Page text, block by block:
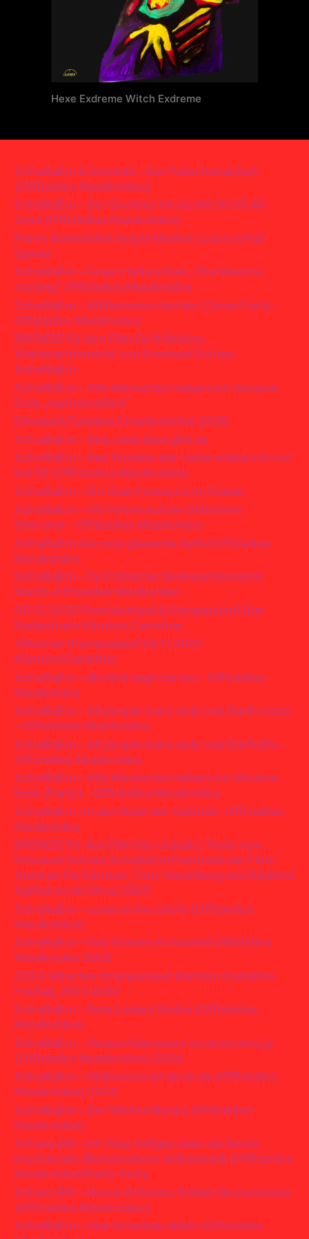
Hexe Exdreme Witch Exdreme
SchaRaEm & Dominik – Der Patschenschuh
(Offizielles Musikvideo)
SchaRaEm – Der Sommer ist da mit 30 35 40
Grad (Offizielles Musikvideo)
Porec Bootsfahrt Astyle Marine Luxus in Full
Speed
SchaRaEm – Green Yellow Red „The Moon is
coming“ Offizielles Musikvideo
SchaRaEm – Willkommen bei der Clown Party –
Offizielles Musikvideo
BRONZE für den Film Du fröhliche
Weihnachtsnacht von Emanuel Schara
SchaRaEm
SchaRaEm – Alle Menschen haben nur die eine
Erde „nachdenklich“
Dinopark Funtana Croatia Istrien 2025
SchaRaEm – Wie viele Bars gibt es
SchaRaEm – Das Wunder der Liebe erlebe ich nur
bei Dir (Offizielles Musikvideo)
SchaRaEm – Ein Glas Prosecco im Süden
SchaRaEm – Wir feiern auf der Skihütten
Silvester – Offizielles Musikvideo
SchaRaEm Der rote glasierte Apfel Offizielles
Musikvideo
SchaRaEm – Du Fröhliche Weihnachtsnacht
Nacht-Offizielles Musikvideo
05.12.2025 Perchtenlauf & Krampuslauf Run
Radenthein Kärnten Carinthia
Villacher Krampuslauf 28.11.2025
Kärnten/Carinthia
SchaRaEm – die Kuh sagt mu mu – Offizielles
Musikvideo
SchaRaEm – All people have only one Earth crazy
– Offizielles Musikvideo
SchaRaEm – All people have only one Earth life –
Offizielles Musikvideo
SchaRaEm – Alle Menschen haben nur die eine
Erde (Party) – Offizielles Musikvideo
SchaRaEm -In der Stadt der Gefühle- Offizielles
Musikvideo
BRONZE für den Film Die eiskalte Truhe von
Emanuel Schara SchaRaEm Festivals der Film-
Autoren für Kärnten, Tirol, Vorarlberg und Südtirol
Spittal an der Drau 2025
SchaRaEm – come in the circle (Offizielles
Musikvideo)
SchaRaEm – Das Grauen es kommt Offizielles
Musikvideo 2025
2024 Villacher Krampuslauf Kärnten Carinthia
Freitag, 29.11.2024
SchaRaEm – Rote Liebes Wolke (Offizielles
Musikvideo)
SchaRaEm – House Halloween ist da da da o ja
(Offizielles Musikvideo) 2024
SchaRaEm – Helloween ist da da da (Offizielles
Musikvideo) 2024
SchaRaEm – Der Weltenblinzla (Offizielles
Musikvideo)
Schara EM – Ich flieg Vollgas über die Bunte
leuchtende Blumenwiese Volksmusik (Offizielles
Musikvideo)Party Party
Schara EM – House Schwarz Gelber Bienenstock
(Offizielles Musikvideo)
SchaRaEm – Hier ist keiner allein (Offizielles